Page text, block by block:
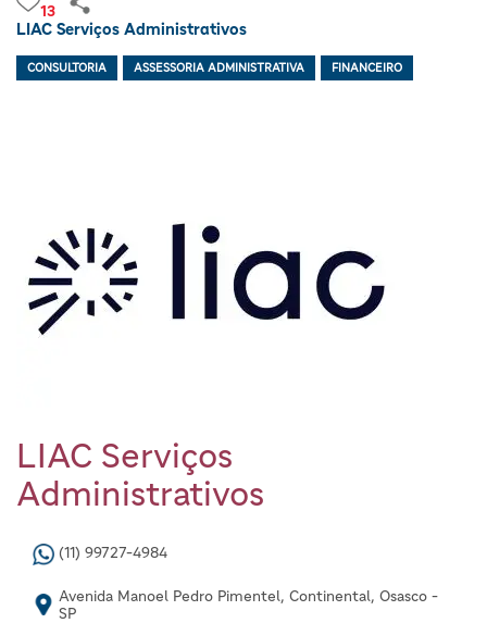
13
LIAC Serviços Administrativos
CONSULTORIA ASSESSORIA ADMINISTRATIVA FINANCEIRO
LIAC Serviços
Administrativos
(11) 99727-4984
Avenida Manoel Pedro Pimentel, Continental, Osasco -
SP